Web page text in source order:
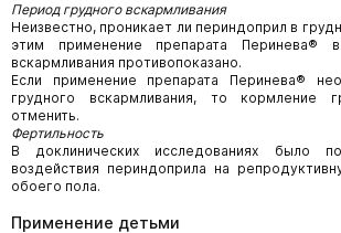
Период грудного вскармливания
Неизвестно, проникает ли периндоприл в
этим применение препарата Перинева®
вскармливания противопоказано.
Если применение препарата Перинева®
грудного вскармливания, то кормление
отменить.
Фертильность
В доклинических исследованиях было
воздействия периндоприла на
обоего пола.
Применение детьми